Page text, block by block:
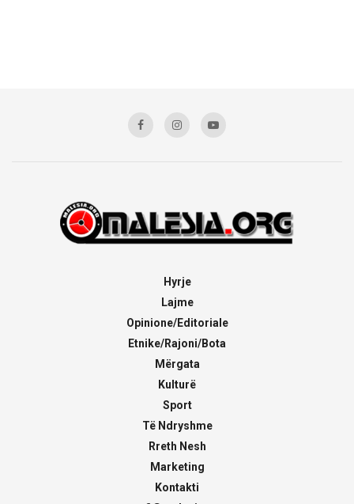
Hyrje
Lajme
Opinione/Editoriale
Etnike/Rajoni/Bota
Mërgata
Kulturë
Sport
Të Ndryshme
Rreth Nesh
Marketing
Kontakti